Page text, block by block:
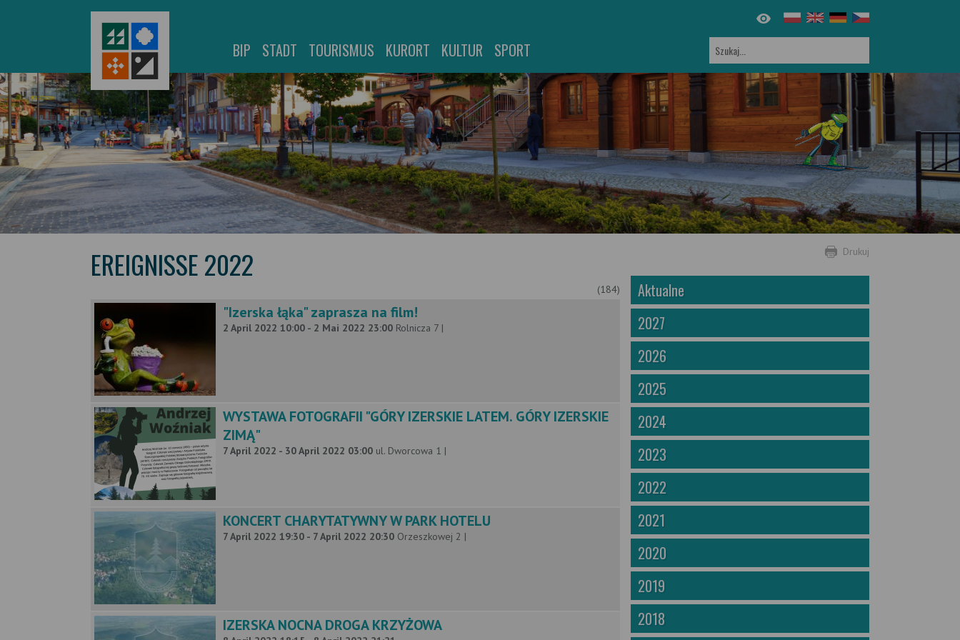
BIP STADT TOURISMUS KURORT KULTUR SPORT
Drukuj
EREIGNISSE 2022
(184)
"Izerska łąka" zaprasza na film!
2 April 2022 10:00 - 2 Mai 2022 23:00 Rolnicza 7 |
WYSTAWA FOTOGRAFII "GÓRY IZERSKIE LATEM. GÓRY IZERSKIE
ZIMĄ"
7 April 2022 - 30 April 2022 03:00 ul. Dworcowa 1 |
KONCERT CHARYTATYWNY W PARK HOTELU
7 April 2022 19:30 - 7 April 2022 20:30 Orzeszkowej 2 |
IZERSKA NOCNA DROGA KRZYŻOWA
Aktualne
2027
2026
2025
2024
2023
2022
2021
2020
2019
2018